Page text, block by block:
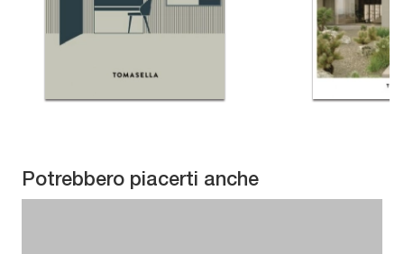
Potrebbero piacerti anche